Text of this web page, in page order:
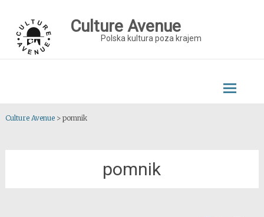
content
Culture Avenue
Polska kultura poza krajem
Culture Avenue> pomnik
pomnik